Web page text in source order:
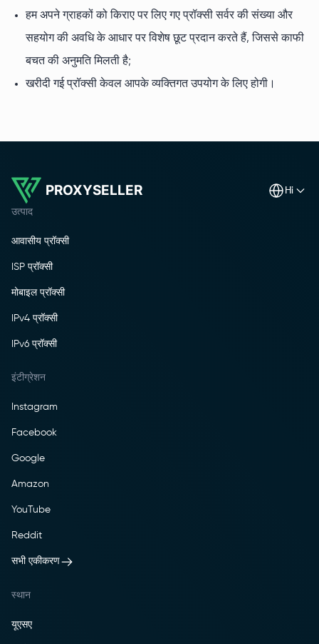
हम अपने ग्राहकों को किराए पर लिए गए प्रॉक्सी सर्वर की संख्या और
सहयोग की अवधि के आधार पर विशेष छूट प्रदान करते हैं, जिससे काफी
बचत की अनुमति मिलती है;
खरीदी गई प्रॉक्सी केवल आपके व्यक्तिगत उपयोग के लिए होगी।
PROXYSELLER hi
उत्पाद
आवासीय प्रॉक्सी
ISP प्रॉक्सी
मोबाइल प्रॉक्सी
IPv4 प्रॉक्सी
IPv6 प्रॉक्सी
इंटीग्रेशन
Instagram
Facebook
Google
Amazon
YouTube
Reddit
सभी एकीकरण
स्थान
यूएसए